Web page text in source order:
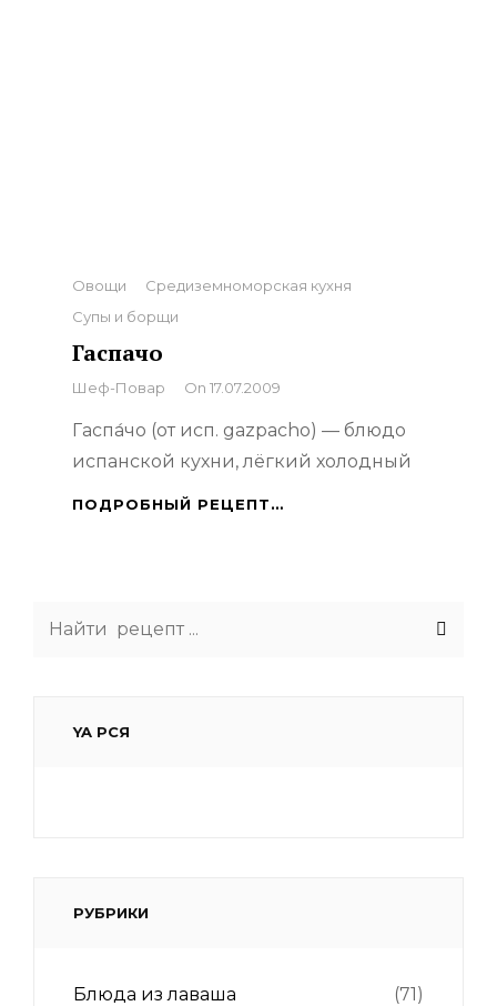
Categories
Овощи
Средиземноморская кухня
Супы и борщи
Гаспачо
By
Шеф-Повар On 17.07.2009
Гаспа́чо (от исп. gazpacho) — блюдо
испанской кухни, лёгкий холодный
ПОДРОБНЫЙ РЕЦЕПТ…
Search
YA РСЯ
РУБРИКИ
Блюда из лаваша (71)